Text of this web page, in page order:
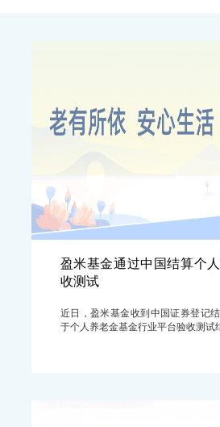
盈米基金通过中国结算个
收测试
近日，盈米基金收到中国证券登记
于个人养老金基金行业平台验收测试